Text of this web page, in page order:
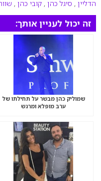
הדליין , סיגל כהן , קובי כהן ,
זה יכול לעניין אותך:
שמוליק כהן מבשר על תחילתו של
ערב מופלא ומרגש